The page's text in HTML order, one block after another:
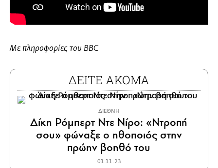
Με πληροφορίες του BBC
ΔΕΙΤΕ ΑΚΟΜΑ
ΔΙΕΘΝΗ
Δίκη Ρόμπερτ Ντε Νίρο: «Ντροπή
σου» φώναξε ο ηθοποιός στην
πρώην βοηθό του
01.11.23